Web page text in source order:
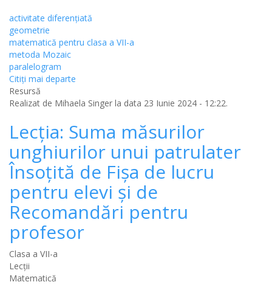
activitate diferențiată
geometrie
matematică pentru clasa a VII-a
metoda Mozaic
paralelogram
Citiţi mai departe
Resursă
Realizat de Mihaela Singer la data 23 Iunie 2024 - 12:22.
Lecția: Suma măsurilor
unghiurilor unui patrulater
Însoțită de Fișa de lucru
pentru elevi și de
Recomandări pentru
profesor
Clasa a VII-a
Lecții
Matematică